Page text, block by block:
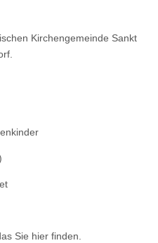
Kirchengemeinde Sankt
Sie hier finden.